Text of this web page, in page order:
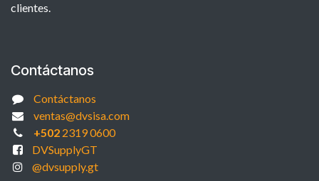
clientes.
Contáctanos
Contáctanos
ventas@dvsisa.com
+5022319 0600
DVSupplyGT
@dvsupply.gt